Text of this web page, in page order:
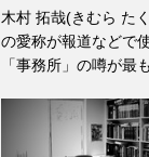
木村 拓哉(きむら た
の愛称が報道などで
「事務所」の噂が最